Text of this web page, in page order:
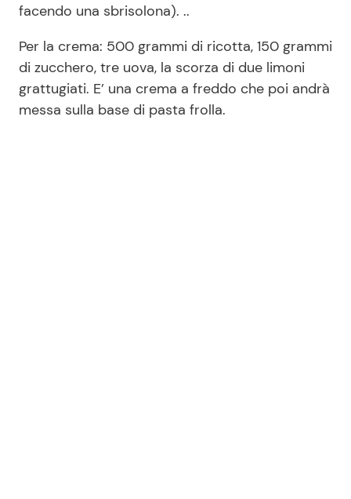
facendo una sbrisolona). ..
Per la crema: 500 grammi di ricotta, 150 grammi
di zucchero, tre uova, la scorza di due limoni
grattugiati. E’ una crema a freddo che poi andrà
messa sulla base di pasta frolla.